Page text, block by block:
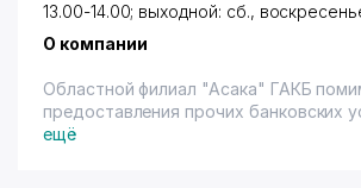
13.00-14.00; выходной: сб.,
О компании
Областной филиал "Асака" ГАКБ
предоставления прочих банковских
предоставляет образовательные
ещё